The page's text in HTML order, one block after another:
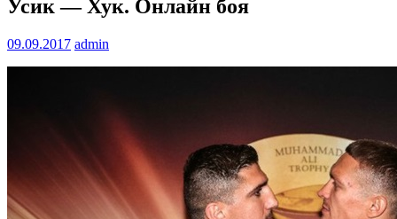
Усик — Хук. Онлайн боя
09.09.2017 admin